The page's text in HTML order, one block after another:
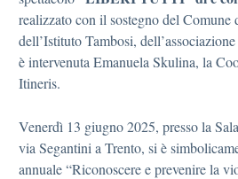
realizzato con il sostegno del
dell’Istituto Tambosi,
è intervenuta Emanuela Skulina, la
Itineris.
Venerdì 13 giugno 2025, presso la
via Segantini a Trento, si è
annuale “Riconoscere e prevenire la